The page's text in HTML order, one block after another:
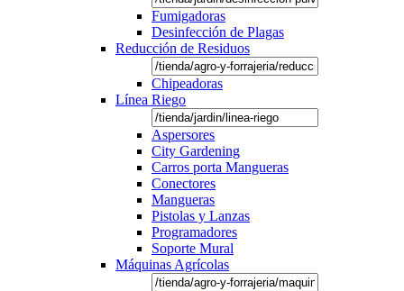
Fumigadoras
Desinfección de Plagas
Reducción de Residuos
Chipeadoras
Línea Riego
Aspersores
City Gardening
Carros porta Mangueras
Conectores
Mangueras
Pistolas y Lanzas
Programadores
Soporte Mural
Máquinas Agrícolas